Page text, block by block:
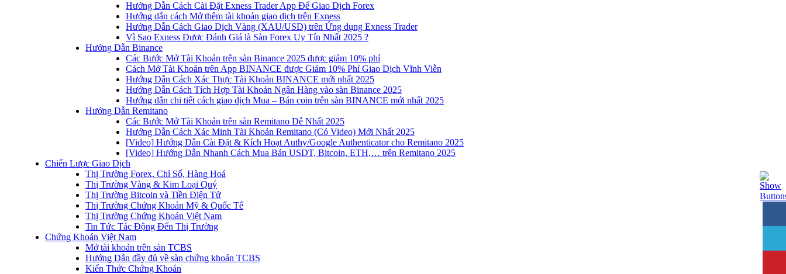
Hướng Dẫn Cách Cài Đặt Exness Trader App Để Giao Dịch Forex
Hướng dẫn cách Mở thêm tài khoản giao dịch trên Exness
Hướng Dẫn Cách Giao Dịch Vàng (XAU/USD) trên Ứng dụng Exness Trader
Vì Sao Exness Được Đánh Giá là Sàn Forex Uy Tín Nhất 2025 ?
Hướng Dẫn Binance
Các Bước Mở Tài Khoản trên sàn Binance 2025 được giảm 10% phí
Cách Mở Tài Khoản trên App BINANCE được Giảm 10% Phí Giao Dịch Vĩnh Viễn
Hướng Dẫn Cách Xác Thực Tài Khoản BINANCE mới nhất 2025
Hướng Dẫn Cách Tích Hợp Tài Khoản Ngân Hàng vào sàn Binance 2025
Hướng dẫn chi tiết cách giao dịch Mua – Bán coin trên sàn BINANCE mới nhất 2025
Hướng Dẫn Remitano
Các Bước Mở Tài Khoản trên sàn Remitano Dễ Nhất 2025
Hướng Dẫn Cách Xác Minh Tài Khoản Remitano (Có Video) Mới Nhất 2025
[Video] Hướng Dẫn Cài Đặt & Kích Hoạt Authy/Google Authenticator cho Remitano 2025
[Video] Hướng Dẫn Nhanh Cách Mua Bán USDT, Bitcoin, ETH,… trên Remitano 2025
Chiến Lược Giao Dịch
Thị Trường Forex, Chỉ Số, Hàng Hoá
Thị Trường Vàng & Kim Loại Quý
Thị Trường Bitcoin và Tiền Điện Tử
Thị Trường Chứng Khoán Mỹ & Quốc Tế
Thị Trường Chứng Khoán Việt Nam
Tin Tức Tác Động Đến Thị Trường
Chứng Khoán Việt Nam
Mở tài khoản trên sàn TCBS
Hướng Dẫn đầy đủ về sàn chứng khoán TCBS
Kiến Thức Chứng Khoán